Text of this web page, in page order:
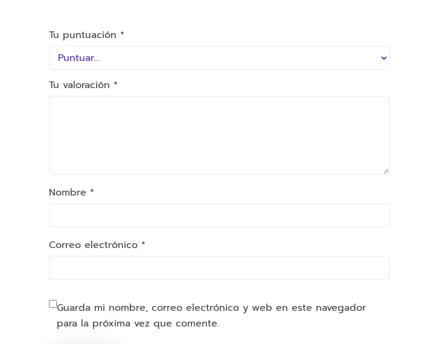
Tu puntuación *
Tu valoración *
Nombre *
Correo electrónico *
Guarda mi nombre, correo electrónico y web en este navegador
para la próxima vez que comente.